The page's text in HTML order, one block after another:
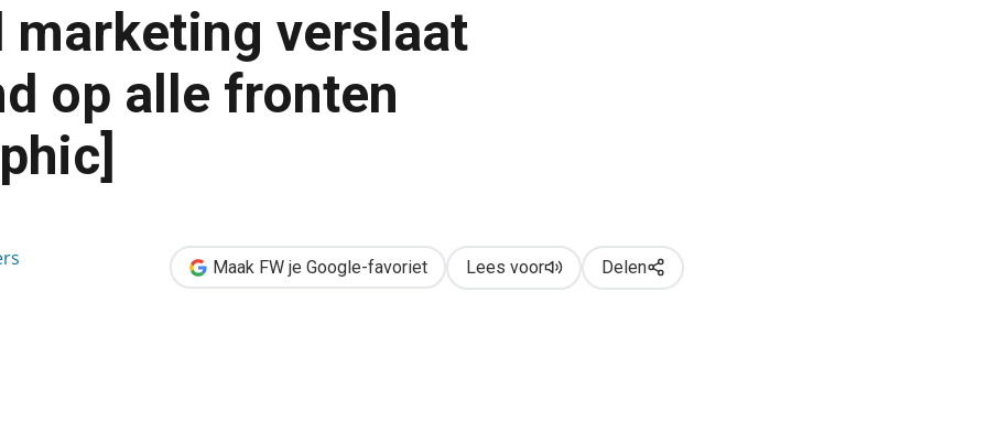
outbound op alle fronten [infographic]
marketing verslaat
op alle fronten
Maak FW je Google-favoriet Lees voor Delen